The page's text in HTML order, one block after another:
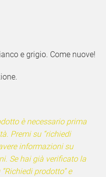
e grigio. Come nuove!
è necessario prima
Premi su “richiedi
informazioni su
Se hai già verificato la
prodotto” e